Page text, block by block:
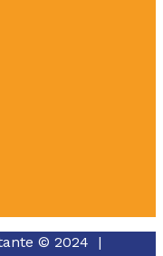
© 2024 |